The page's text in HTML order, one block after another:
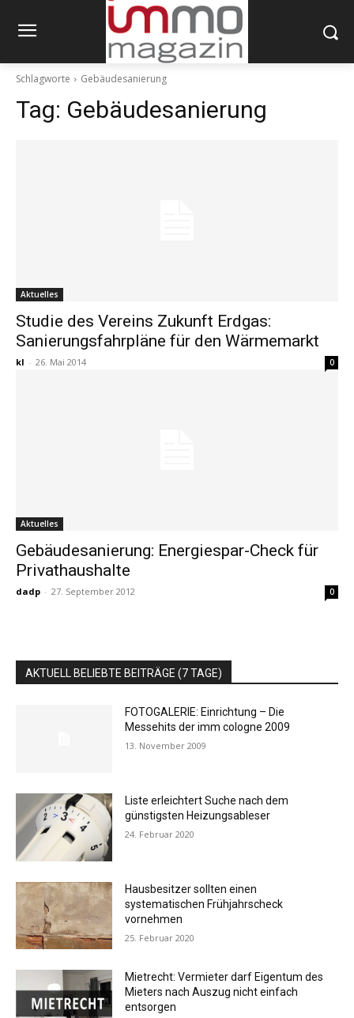
Schlagworte Gebäudesanierung
Tag: Gebäudesanierung
Aktuelles
Studie des Vereins Zukunft Erdgas:
Sanierungsfahrpläne für den Wärmemarkt
kl - 26. Mai 2014 0
Aktuelles
Gebäudesanierung: Energiespar-Check für
Privathaushalte
dadp - 27. September 2012 0
AKTUELL BELIEBTE BEITRÄGE (7 TAGE)
FOTOGALERIE: Einrichtung – Die
Messehits der imm cologne 2009
13. November 2009
Liste erleichtert Suche nach dem
günstigsten Heizungsableser
24. Februar 2020
Hausbesitzer sollten einen
systematischen Frühjahrscheck
vornehmen
25. Februar 2020
Mietrecht: Vermieter darf Eigentum des
Mieters nach Auszug nicht einfach
entsorgen